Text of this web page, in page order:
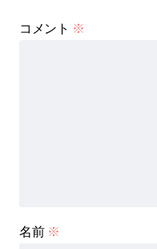
コメント ※
名前 ※